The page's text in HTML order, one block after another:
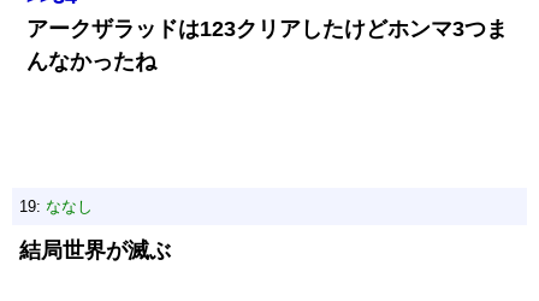
アークザラッドは123クリアしたけどホンマ3つま
んなかったね
19: ななし
結局世界が滅ぶ